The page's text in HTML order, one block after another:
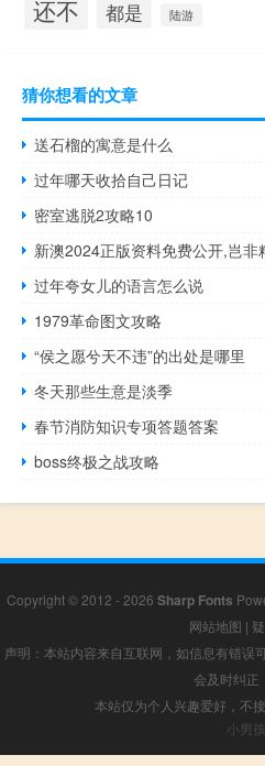
还不 都是 陆游
猜你想看的文章
送石榴的寓意是什么
过年哪天收拾自己日记
密室逃脱2攻略10
新澳2024正版资料免费公开,岂
过年夸女儿的语言怎么说
1979革命图文攻略
“侯之愿兮天不违”的出处是哪里
冬天那些生意是淡季
春节消防知识专项答题答案
boss终极之战攻略
Copyright © 2012 - 2026 Sharp Fonts
网站地图 |
声明：本站内容来自互联网，如信息有错误
会及时纠正
本站仅为个人兴趣爱好，不
小男孩